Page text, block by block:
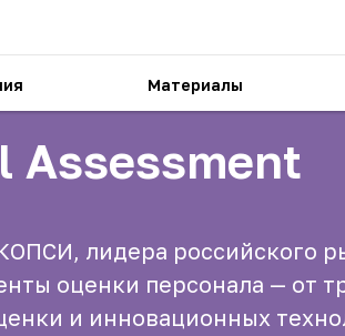
Материалы
лидера российского
оценки персонала — от
и инновационных